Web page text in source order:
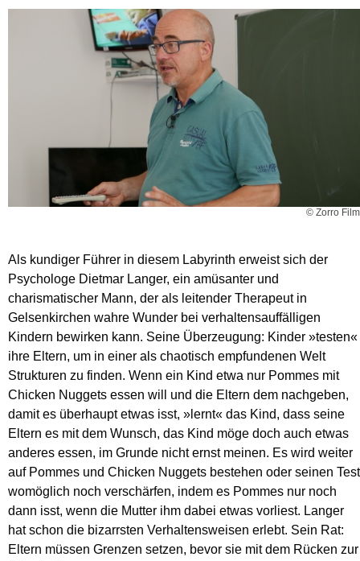
© Zorro Film
Als kundiger Führer in diesem Labyrinth erweist sich der
Psychologe Dietmar Langer, ein amüsanter und
charismatischer Mann, der als leitender Therapeut in
Gelsenkirchen wahre Wunder bei verhaltensauffälligen
Kindern bewirken kann. Seine Überzeugung: Kinder »testen«
ihre Eltern, um in einer als chaotisch empfundenen Welt
Strukturen zu finden. Wenn ein Kind etwa nur Pommes mit
Chicken Nuggets essen will und die Eltern dem nachgeben,
damit es überhaupt etwas isst, »lernt« das Kind, dass seine
Eltern es mit dem Wunsch, das Kind möge doch auch etwas
anderes essen, im Grunde nicht ernst meinen. Es wird weiter
auf Pommes und Chicken Nuggets bestehen oder seinen Test
womöglich noch verschärfen, indem es Pommes nur noch
dann isst, wenn die Mutter ihm dabei etwas vorliest. Langer
hat schon die bizarrsten Verhaltensweisen erlebt. Sein Rat:
Eltern müssen Grenzen setzen, bevor sie mit dem Rücken zur